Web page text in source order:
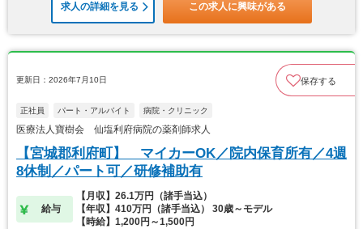
求人の詳細を見る この求人に興味がある
更新日：2026年7月10日 保存する
正社員 パート・アルバイト 病院・クリニック
医療法人寶樹会 仙塩利府病院の薬剤師求人
【宮城郡利府町】 マイカーOK／院内保育所有／4週
8休制／パート可／研修補助有
給与
【月収】26.1万円（諸手当込）
【年収】410万円（諸手当込） 30歳～モデル
【時給】1,200円～1,500円